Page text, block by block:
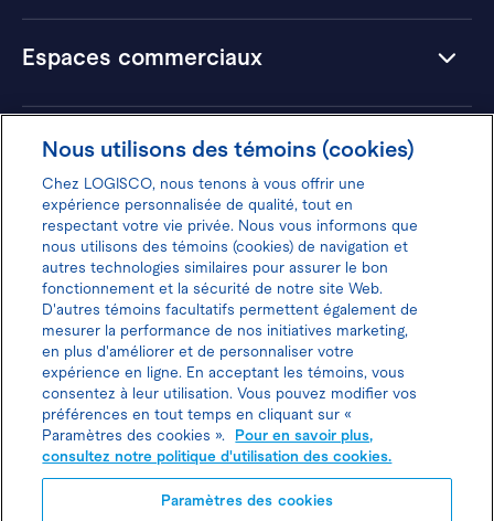
Espaces commerciaux
Hôtels
Donnez votre avis pour gagner 100$
Politique d'utilisation des cookies
Politique de protection des
renseignements personnels
Nous utilisons des témoins (cookies)
Chez LOGISCO, nous tenons à vous offrir une
expérience personnalisée de qualité, tout en
respectant votre vie privée. Nous vous informons que
nous utilisons des témoins (cookies) de navigation et
autres technologies similaires pour assurer le bon
fonctionnement et la sécurité de notre site Web.
D'autres témoins facultatifs permettent également de
mesurer la performance de nos initiatives marketing,
en plus d'améliorer et de personnaliser votre
expérience en ligne. En acceptant les témoins, vous
consentez à leur utilisation. Vous pouvez modifier vos
préférences en tout temps en cliquant sur «
Paramètres des cookies ».
Pour en savoir plus,
consultez notre politique d'utilisation des cookies.
Paramètres des cookies